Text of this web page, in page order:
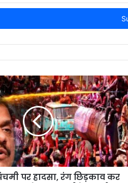
पर हादसा, रंग छिड़काव कर